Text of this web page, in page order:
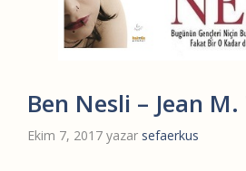
Ben Nesli – Jean
Ekim 7, 2017 yazar sefaerkus